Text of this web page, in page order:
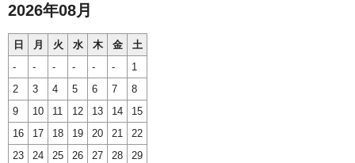
2026年08月
日 月 火 水 木 金
土
-
- - - - -
1
2
3 4 5 6 7
8
9
10 11 12 13 14
15
16
17 18 19 20 21
22
23
24 25 26 27 28
29